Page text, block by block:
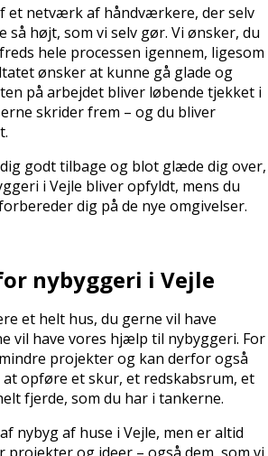
et netværk af håndværkere, der selv
højt, som vi selv gør. Vi ønsker, du
hele processen igennem, ligesom
ønsker at kunne gå glade og
på arbejdet bliver løbende tjekket i
skrider frem – og du bliver
godt tilbage og blot glæde dig over,
i Vejle bliver opfyldt, mens du
dig på de nye omgivelser.
nybyggeri i Vejle
et helt hus, du gerne vil have
vil have vores hjælp til nybyggeri. For
projekter og kan derfor også
opføre et skur, et redskabsrum, et
fjerde, som du har i tankerne.
nybyg af huse i Vejle, men er altid
og ideer – også dem, som vi